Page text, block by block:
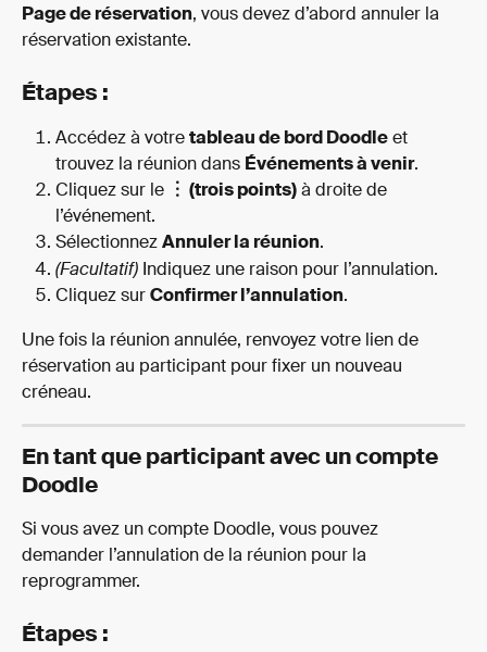
Page de réservation, vous devez d’abord annuler la
réservation existante.
Étapes :
Accédez à votre tableau de bord Doodle et
trouvez la réunion dans Événements à venir.
Cliquez sur le
︙ (trois points) à droite de
l’événement.
Sélectionnez Annuler la réunion.
(Facultatif) Indiquez une raison pour l’annulation.
Cliquez sur Confirmer l’annulation.
Une fois la réunion annulée, renvoyez votre lien de
réservation au participant pour fixer un nouveau
créneau.
En tant que participant avec un compte
Doodle
Si vous avez un compte Doodle, vous pouvez
demander l’annulation de la réunion pour la
reprogrammer.
Étapes :